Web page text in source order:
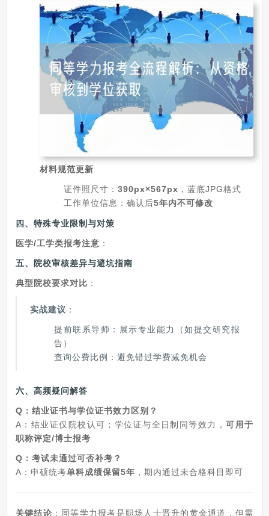
材料规范更新
证件照尺寸： 390px×567px ，蓝底JPG格式
工作单位信息：确认后5年内不可修改
四、特殊专业限制与对策
医学/工学类报考注意 ：
五、院校审核差异与避坑指南
典型院校要求对比 ：
实战建议 ：
提前联系导师：展示专业能力（如提交研究报
告）
查询公费比例：避免错过学费减免机会
六、高频疑问解答
Q：结业证书与学位证书效力区别？
A：结业证仅院校认可；学位证与全日制同等效力，可用于
职称评定/博士报考
Q：考试未通过可否补考？
A：申硕统考单科成绩保留5年 ，期内通过未合格科目即可
关键结论 ：同等学力报考是职场人士晋升的黄金通道，但需